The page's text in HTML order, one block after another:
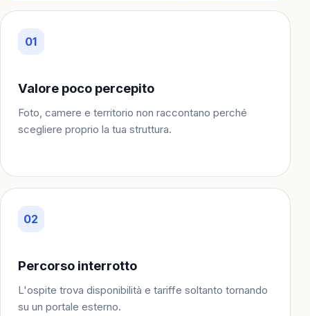
01
Valore poco percepito
Foto, camere e territorio non raccontano perché
scegliere proprio la tua struttura.
02
Percorso interrotto
L'ospite trova disponibilità e tariffe soltanto tornando
su un portale esterno.